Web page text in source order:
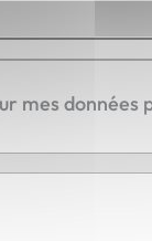
mes données